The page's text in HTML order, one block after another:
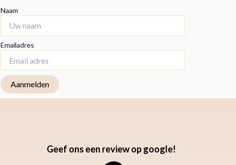
Naam
Emailadres
Geef ons een review op google!